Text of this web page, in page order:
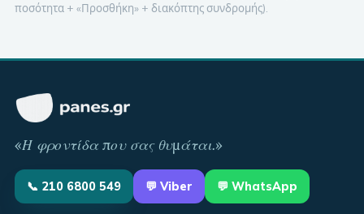
ποσότητα + «Προσθήκη» + διακόπτης συνδρομής).
«Η φροντίδα που σας θυμάται.»
📞 210 6800 549 💬 Viber 💬 WhatsApp